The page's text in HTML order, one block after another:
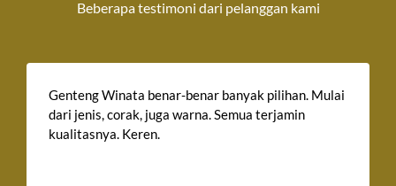
Beberapa testimoni dari pelanggan kami
Genteng Winata benar-benar banyak pilihan. Mulai
dari jenis, corak, juga warna. Semua terjamin
kualitasnya. Keren.